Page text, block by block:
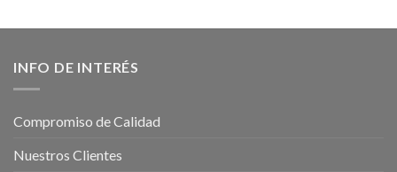
INFO DE INTERÉS
Compromiso de Calidad
Nuestros Clientes